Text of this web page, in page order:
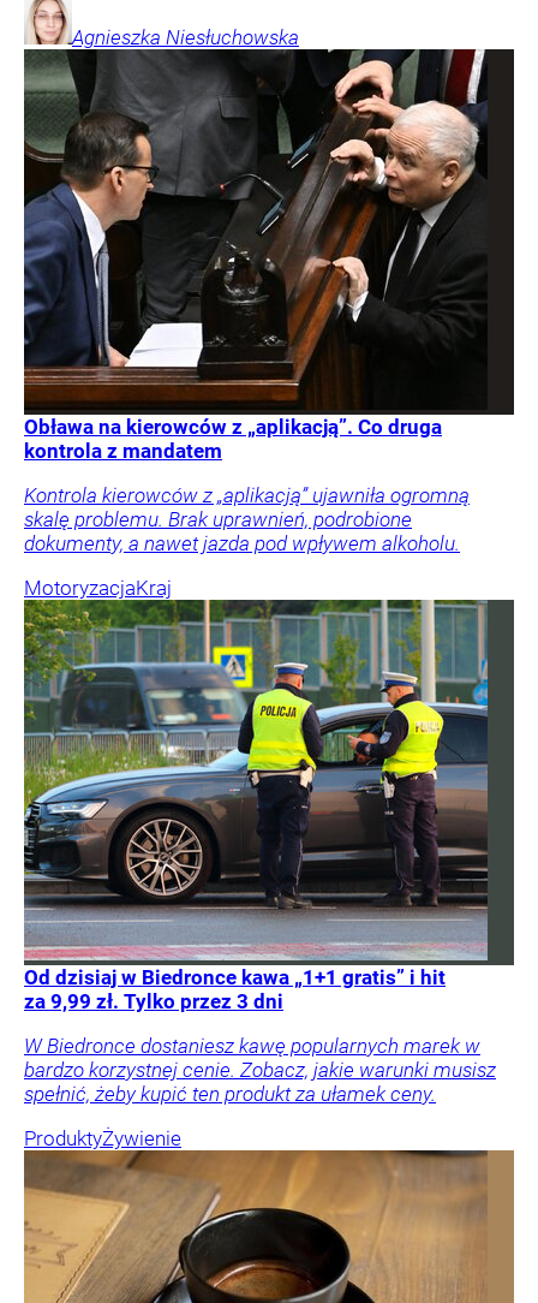
Agnieszka Niesłuchowska
Obława na kierowców z „aplikacją”. Co druga
kontrola z mandatem
Kontrola kierowców z „aplikacją” ujawniła ogromną
skalę problemu. Brak uprawnień, podrobione
dokumenty, a nawet jazda pod wpływem alkoholu.
MotoryzacjaKraj
Od dzisiaj w Biedronce kawa „1+1 gratis” i hit
za 9,99 zł. Tylko przez 3 dni
W Biedronce dostaniesz kawę popularnych marek w
bardzo korzystnej cenie. Zobacz, jakie warunki musisz
spełnić, żeby kupić ten produkt za ułamek ceny.
ProduktyŻywienie